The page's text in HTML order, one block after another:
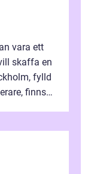
vara ett
skaffa en
fylld
finns